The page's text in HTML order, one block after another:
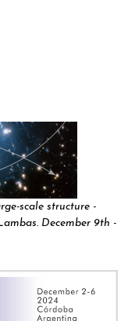
scale structure -
December 9th -